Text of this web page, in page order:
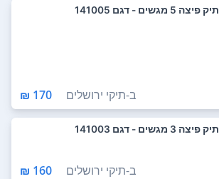
תיק פיצה 5 מגשים - דגם 141005
ב-תיקי ירושלים 170 ₪
תיק פיצה 3 מגשים - דגם 141003
ב-תיקי ירושלים 160 ₪